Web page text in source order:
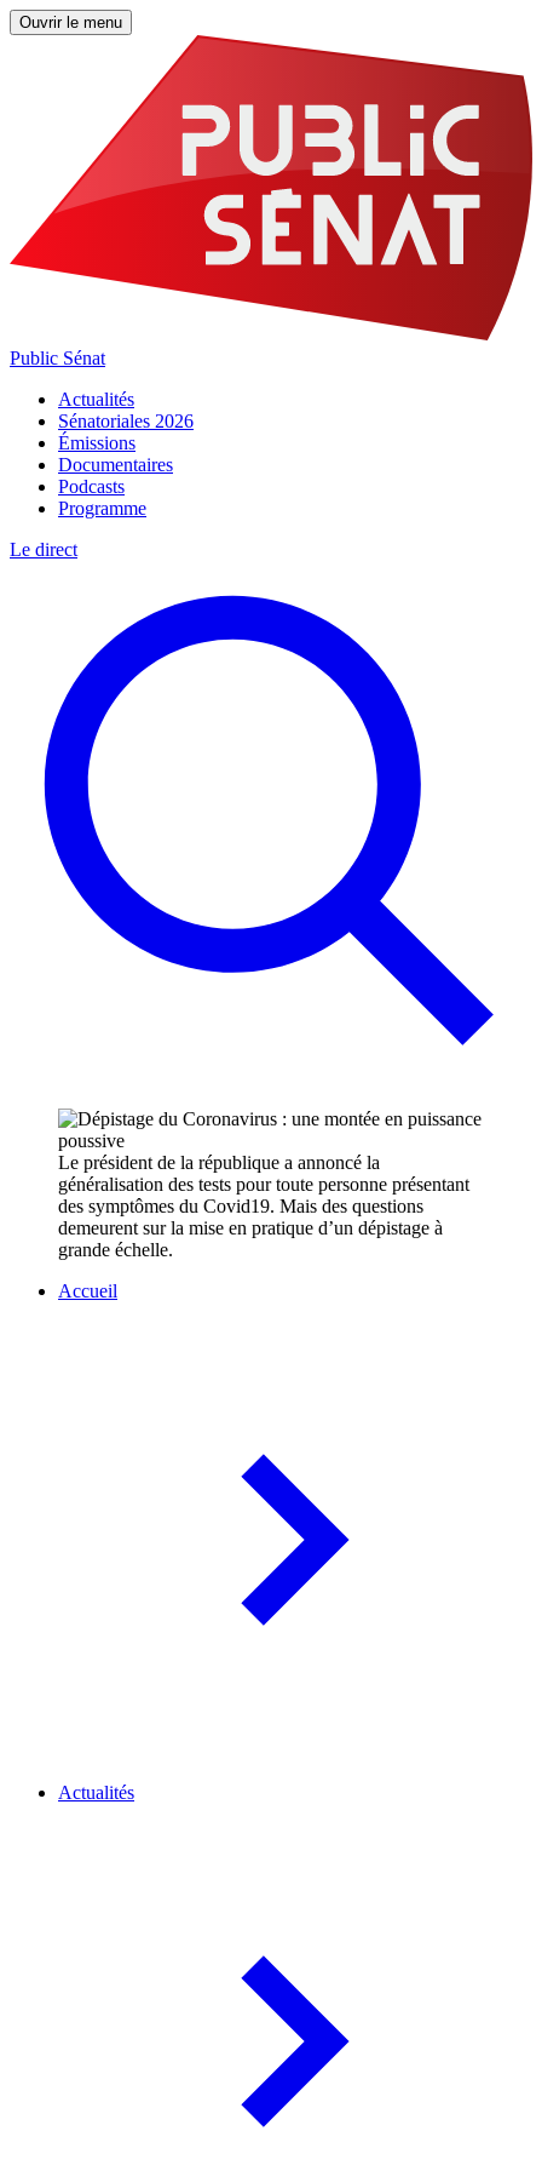
Ouvrir le menu
Public Sénat
Actualités
Sénatoriales 2026
Émissions
Documentaires
Podcasts
Programme
Le direct
Le président de la république a annoncé la
généralisation des tests pour toute personne présentant
des symptômes du Covid19. Mais des questions
demeurent sur la mise en pratique d’un dépistage à
grande échelle.
Accueil
Actualités